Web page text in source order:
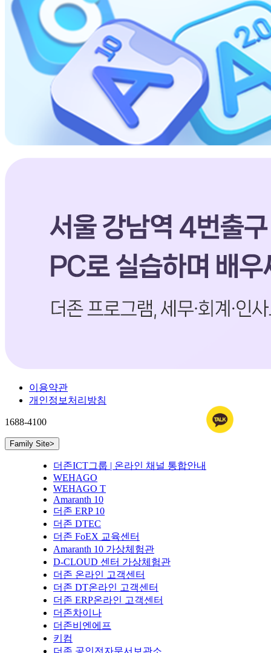
이용약관
개인정보처리방침
1688-4100
Family Site>
더존ICT그룹 | 온라인 채널 통합안내
WEHAGO
WEHAGO T
Amaranth 10
더존 ERP 10
더존 DTEC
더존 FoEX 교육센터
Amaranth 10 가상체험관
D-CLOUD 센터 가상체험관
더존 온라인 고객센터
더존 DT온라인 고객센터
더존 ERP온라인 고객센터
더존차이나
더존비엔에프
키컴
더존 공인전자문서보관소